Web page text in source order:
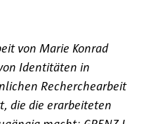
von Marie Konrad
Identitäten in
Recherchearbeit
die die erarbeiteten